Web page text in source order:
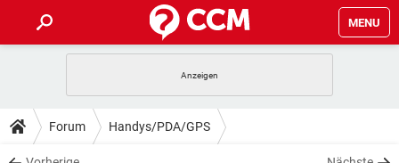
MENU
ANDROID IOS
TIPPS & TRICKS
SPIELE STREAMING
DOWNLOADS
Forum Handys/PDA/GPS